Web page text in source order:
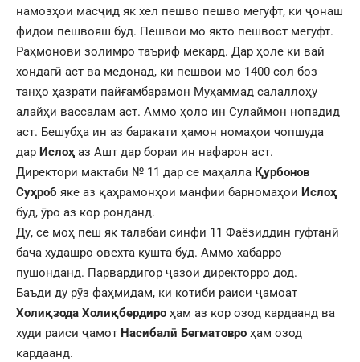
намозҳои масҷид як хел пешво пешво мегуфт, ки ҷонаш
фидои пешвояш буд. Пешвои мо якто пешвост мегуфт.
Раҳмонови золимро таъриф мекард. Дар ҳоле ки вай
хондагӣ аст ва медонад, ки пешвои мо 1400 сол боз
танҳо ҳазрати пайғамбарамон Муҳаммад салаллоҳу
алайҳи вассалам аст. Аммо ҳоло ин Сулаймон нопадид
аст. Бешубҳа ин аз баракати ҳамон номаҳои чопшуда
дар Ислоҳ аз Ашт дар бораи ин нафарон аст.
Директори мактаби № 11 дар се маҳалла Қурбонов
Суҳроб яке аз қаҳрамонҳои манфии барномаҳои Ислоҳ
буд, ӯро аз кор ронданд.
Ду, се моҳ пеш як талабаи синфи 11 Фаёзиддин гуфтанӣ
бача худашро овехта кушта буд. Аммо хабарро
пушонданд. Парвардигор ҷазои директорро дод.
Баъди ду рӯз фаҳмидам, ки котиби раиси ҷамоат
Холиқзода Холиқбердиро ҳам аз кор озод кардаанд ва
худи раиси ҷамот Насибалӣ Бегматовро ҳам озод
кардаанд.